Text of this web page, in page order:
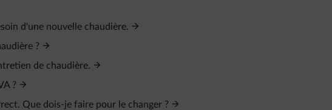
d'une nouvelle chaudière.
?
de chaudière.
?
Que dois-je faire pour le changer ?